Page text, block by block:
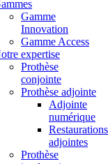
Gamme
Innovation
Gamme Access
expertise
Prothèse
conjointe
Prothèse adjointe
Adjointe
numérique
Restaurations
adjointes
Prothèse